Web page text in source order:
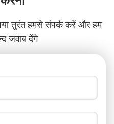
तुरंत हमसे संपर्क करें और हम
जवाब देंगे